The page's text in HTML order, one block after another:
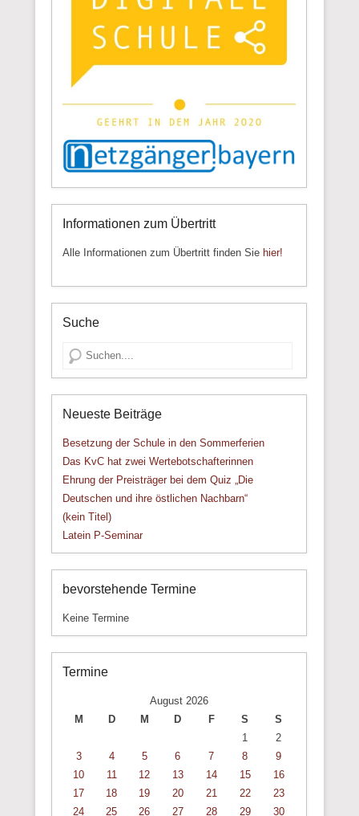
Informationen zum Übertritt
Alle Informationen zum Übertritt finden Sie hier!
Suche
Suche
Neueste Beiträge
Besetzung der Schule in den Sommerferien
Das KvC hat zwei Wertebotschafterinnen
Ehrung der Preisträger bei dem Quiz „Die
Deutschen und ihre östlichen Nachbarn“
(kein Titel)
Latein P-Seminar
bevorstehende Termine
Keine Termine
Termine
August 2026
M
D M D F S
S
1
2
3
4 5 6 7 8
9
10
11 12 13 14 15
16
17
18 19 20 21 22
23
24
25 26 27 28 29 30